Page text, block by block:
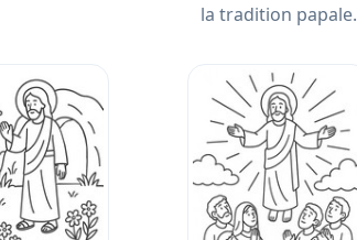
la tradition papale.